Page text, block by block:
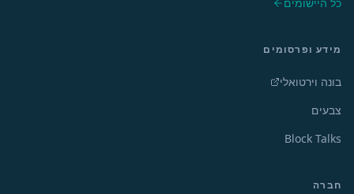
מידע ופרסומים
בונה וירטואלי
צבעים
Block Talks
חברה